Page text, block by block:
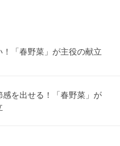
！「春野菜」が主役の献立
感を出せる！「春野菜」が